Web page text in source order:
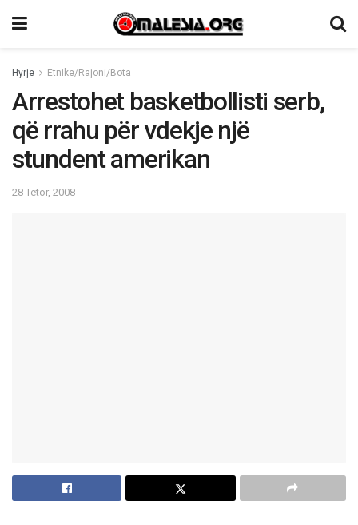
Hyrje Etnike/Rajoni/Bota
Arrestohet basketbollisti serb,
që rrahu për vdekje një
stundent amerikan
28 Tetor, 2008